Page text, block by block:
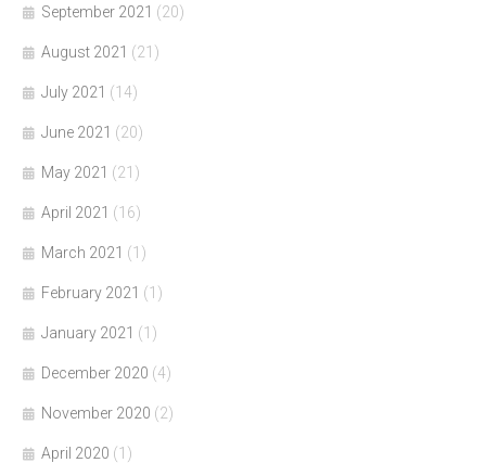
September 2021 (20)
August 2021 (21)
July 2021 (14)
June 2021 (20)
May 2021 (21)
April 2021 (16)
March 2021 (1)
February 2021 (1)
January 2021 (1)
December 2020 (4)
November 2020 (2)
April 2020 (1)